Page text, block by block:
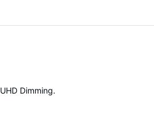
UHD Dimming.